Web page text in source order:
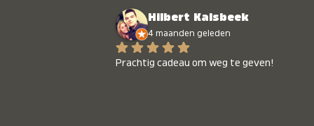
Hilbert Kalsbeek
4 maanden geleden
Prachtig cadeau om weg te geven!